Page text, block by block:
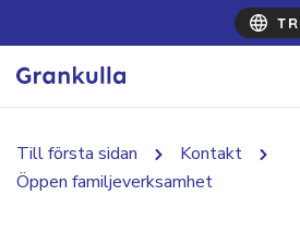
Till första sidan
Kontakt
Öppen familjeverksamhet